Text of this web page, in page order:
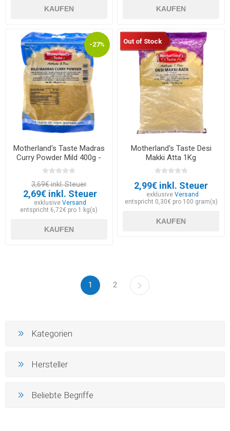
KAUFEN KAUFEN
-27%
Motherland's Taste Madras
Curry Powder Mild 400g -
Exp 30.09.2026
3,69€ inkl. Steuer
2,69€ inkl. Steuer
exklusiveVersand
entspricht 6,72€ pro 1 kg(s)
KAUFEN
Out of Stock
Motherland's Taste Desi
Makki Atta 1Kg
2,99€ inkl. Steuer
exklusive Versand
entspricht 0,30€ pro 100 gram(s)
KAUFEN
1 2
Kategorien
Hersteller
Beliebte Begriffe